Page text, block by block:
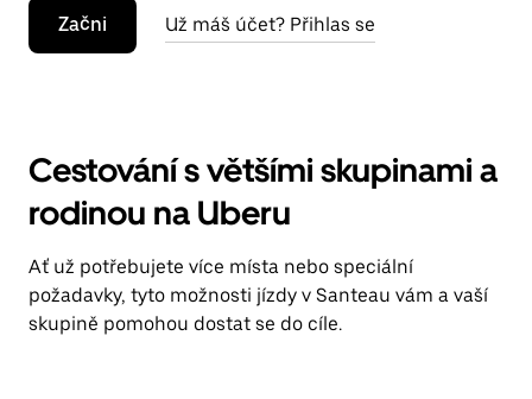
Začni Už máš účet? Přihlas se
Cestování s většími skupinami a
rodinou na Uberu
Ať už potřebujete více místa nebo speciální
požadavky, tyto možnosti jízdy v Santeau vám a vaší
skupině pomohou dostat se do cíle.